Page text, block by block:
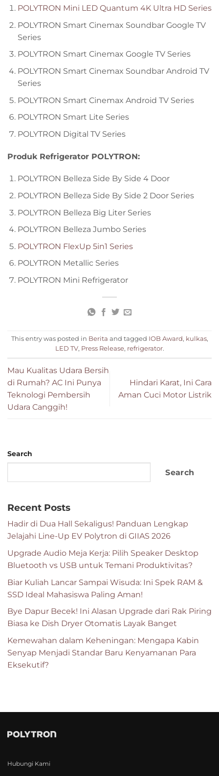
POLYTRON Mini LED Quantum 4K Ultra HD Series
POLYTRON Smart Cinemax Soundbar Google TV
Series
POLYTRON Smart Cinemax Google TV Series
POLYTRON Smart Cinemax Soundbar Android TV
Series
POLYTRON Smart Cinemax Android TV Series
POLYTRON Smart Lite Series
POLYTRON Digital TV Series
Produk Refrigerator POLYTRON:
POLYTRON Belleza Side By Side 4 Door
POLYTRON Belleza Side By Side 2 Door Series
POLYTRON Belleza Big Liter Series
POLYTRON Belleza Jumbo Series
POLYTRON FlexUp 5in1 Series
POLYTRON Metallic Series
POLYTRON Mini Refrigerator
This entry was posted in Berita and tagged IOB Award, kulkas,
LED TV, Press Release, refrigerator.
Mau Kualitas Udara Bersih
di Rumah? AC Ini Punya
Teknologi Pembersih
Udara Canggih!
Hindari Karat, Ini Cara
Aman Cuci Motor Listrik
Search
Search
Recent Posts
Hadir di Dua Hall Sekaligus! Panduan Lengkap
Jelajahi Line-Up EV Polytron di GIIAS 2026
Upgrade Audio Meja Kerja: Pilih Speaker Desktop
Bluetooth vs USB untuk Temani Produktivitas?
Biar Kuliah Lancar Sampai Wisuda: Ini Spek RAM &
SSD Ideal Mahasiswa Paling Aman!
Bye Dapur Becek! Ini Alasan Upgrade dari Rak Piring
Biasa ke Dish Dryer Otomatis Layak Banget
Kemewahan dalam Keheningan: Mengapa Kabin
Senyap Menjadi Standar Baru Kenyamanan Para
Eksekutif?
Hubungi Kami